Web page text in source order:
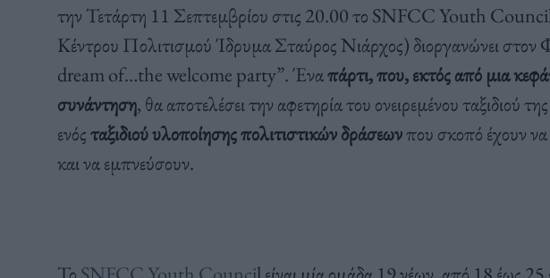
την Τετάρτη 11 Σεπτεμβρίου στις 20.00 το SNFCC Youth
Κέντρου Πολιτισμού Ίδρυμα Σταύρος Νιάρχος) διοργανώνει
dream of…the welcome party”. Έναπάρτι, που, εκτός από μια
συνάντηση, θα αποτελέσει την αφετηρία του ονειρεμένου ταξιδιού
ενόςταξιδιού υλοποίησης πολιτιστικών δράσεωνπου σκοπό έχουν
και να εμπνεύσουν.